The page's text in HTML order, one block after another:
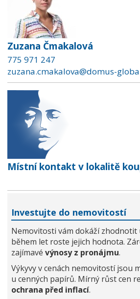
Zuzana Čmakalová
775 971 247
zuzana.cmakalova@domus-
Místní kontakt v lokalitě
Investujte do nemovitostí
Nemovitosti vám dokáží
během let roste jejich hodnota.
zajímavé výnosy z pronájmu.
Výkyvy v cenách nemovitostí jsou
u cenných papírů. Mírný růst cen
ochrana před inflací.